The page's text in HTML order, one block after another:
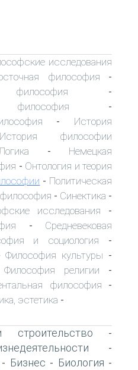
исследования
философия -
философия -
философия -
- История
История философии
Логика - Немецкая
- Онтология и теория
- Политическая
- Синектика -
исследования -
- Средневековая
и социология -
Философия культуры -
Философия религии -
философия -
эстетика -
строительство -
-
- Бизнес - Биология -